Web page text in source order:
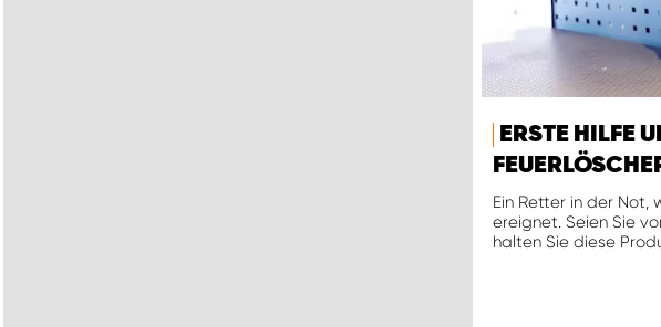
ERSTE HILFE
Ein Retter in der Not,
ereignet. Seien Sie
halten Sie diese